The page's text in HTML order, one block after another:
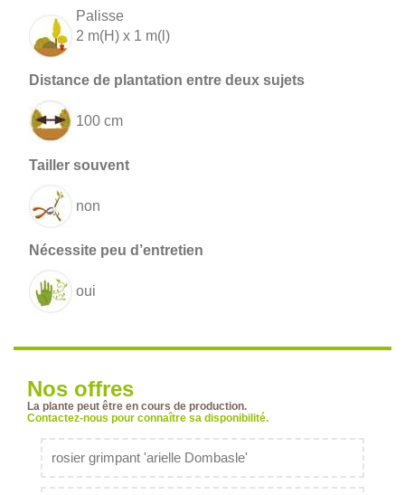
Palisse
2 m(H) x 1 m(l)
100 cm
non
oui
Nos offres
La plante peut être en cours de production.
Contactez-nous pour connaître sa disponibilité.
rosier grimpant 'arielle Dombasle'